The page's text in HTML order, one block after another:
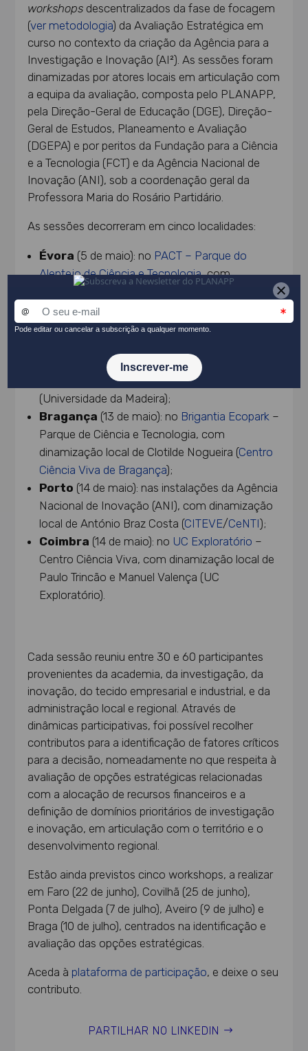
workshops descentralizados da fase de focagem
(ver metodologia) da Avaliação Estratégica em
curso no contexto da criação da Agência para a
Investigação e Inovação (AI²). As sessões foram
dinamizadas por atores locais em articulação com
a equipa da avaliação, composta pelo PLANAPP,
pela Direção-Geral de Educação (DGE), Direção-
Geral de Estudos, Planeamento e Avaliação
(DGEPA) e por peritos da Fundação para a Ciência
e a Tecnologia (FCT) e da Agência Nacional de
Inovação (ANI), sob a coordenação geral da
Professora Maria do Rosário Partidário.
As sessões decorreram em cinco localidades:
Évora (5 de maio): no PACT – Parque do
Alentejo de Ciência e Tecnologia, com
Susana Filipe (
Évora/CHANGE);
Universidade da Madeira, com dinamização
local de José Câmara e Clementina Reis
(Universidade da Madeira);
Bragança (13 de maio): no Brigantia Ecopark –
Parque de Ciência e Tecnologia, com
dinamização local de Clotilde Nogueira (Centro
Ciência Viva de Bragança);
Porto (14 de maio): nas instalações da Agência
Nacional de Inovação (ANI), com dinamização
local de António Braz Costa (CITEVE/CeNTI);
Coimbra (14 de maio): no UC Exploratório –
Centro Ciência Viva, com dinamização local de
Paulo Trincão e Manuel Valença (UC
Exploratório).
Cada sessão reuniu entre 30 e 60 participantes
provenientes da academia, da investigação, da
inovação, do tecido empresarial e industrial, e da
administração local e regional. Através de
dinâmicas participativas, foi possível recolher
contributos para a identificação de fatores críticos
para a decisão, nomeadamente no que respeita à
avaliação de opções estratégicas relacionadas
com a alocação de recursos financeiros e a
definição de domínios prioritários de investigação
e inovação, em articulação com o território e o
desenvolvimento regional.
Estão ainda previstos cinco workshops, a realizar
em Faro (22 de junho), Covilhã (25 de junho),
Ponta Delgada (7 de julho), Aveiro (9 de julho) e
Braga (10 de julho), centrados na identificação e
avaliação das opções estratégicas.
Aceda à plataforma de participação, e deixe o seu
contributo.
PARTILHAR NO LINKEDIN